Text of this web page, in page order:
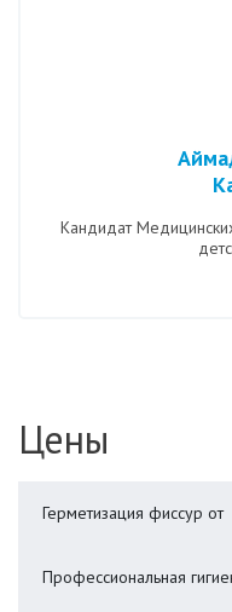
Кандидат
Цены
Герметизация фиссур от
Профессиональная